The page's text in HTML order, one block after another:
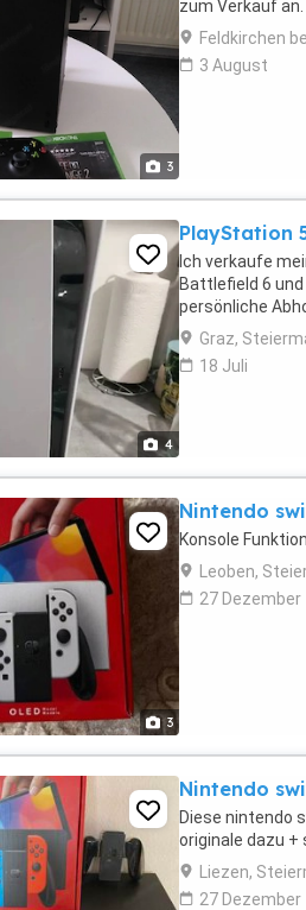
3
zum Verkauf
Feldkirchen
3 August
4
PlayStation
Ich verkaufe
Battlefield 6
persönliche
Graz,
18 Juli
3
Nintendo
Konsole
Leoben,
27 Dezember
Nintendo
Diese nintendo
originale dazu +
Liezen,
27 Dezember